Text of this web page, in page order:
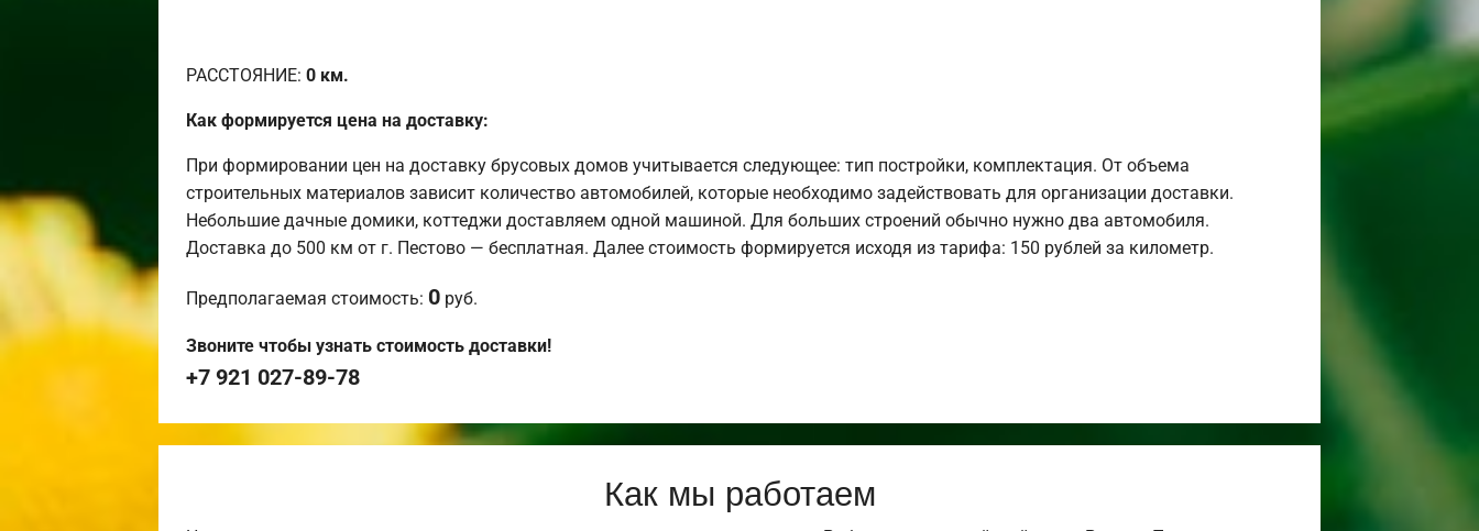
РАССТОЯНИЕ: 0 км.
Как формируется цена на доставку:
При формировании цен на доставку брусовых домов учитывается следующее: тип постройки, комплектация. От объема
строительных материалов зависит количество автомобилей, которые необходимо задействовать для организации доставки.
Небольшие дачные домики, коттеджи доставляем одной машиной. Для больших строений обычно нужно два автомобиля.
Доставка до 500 км от г. Пестово — бесплатная. Далее стоимость формируется исходя из тарифа: 150 рублей за километр.
Предполагаемая стоимость: 0 руб.
Звоните чтобы узнать стоимость доставки!
+7 921 027-89-78
Как мы работаем